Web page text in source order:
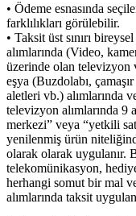
• Ödeme esnasında
farklılıkları görülebilir.
• Taksit üst sınırı
alımlarında (Video,
üzerinde olan televizyon
eşya (Buzdolabı,
aletleri vb.) alımlarında
televizyon alımlarında 9
merkezi” veya “yetkili
yenilenmiş ürün
olarak olarak uygulanır.
telekomünikasyon,
herhangi somut bir mal
alımlarında taksit